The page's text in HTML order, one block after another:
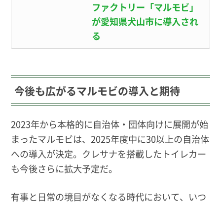
ファクトリー「マルモビ」
が愛知県犬山市に導入され
る
今後も広がるマルモビの導入と期待
2023年から本格的に自治体・団体向けに展開が始
まったマルモビは、2025年度中に30以上の自治体
への導入が決定。クレサナを搭載したトイレカー
も今後さらに拡大予定だ。
有事と日常の境目がなくなる時代において、いつ